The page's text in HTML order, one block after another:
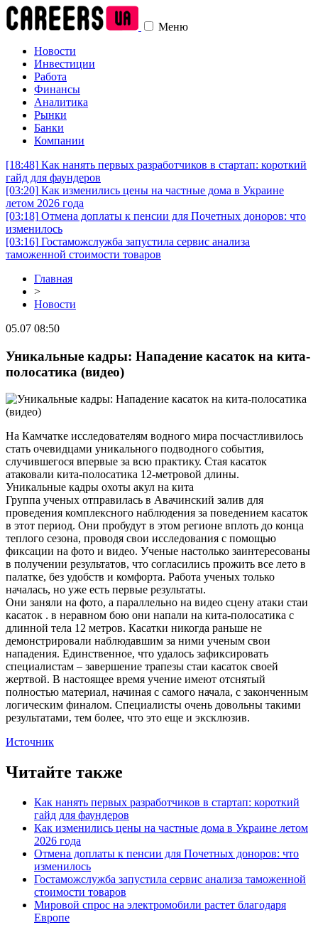
Меню
Новости
Инвестиции
Работа
Финансы
Аналитика
Рынки
Банки
Компании
[18:48] Как нанять первых разработчиков в стартап: короткий
гайд для фаундеров
[03:20] Как изменились цены на частные дома в Украине
летом 2026 года
[03:18] Отмена доплаты к пенсии для Почетных доноров: что
изменилось
[03:16] Гостаможслужба запустила сервис анализа
таможенной стоимости товаров
Главная
>
Новости
05.07 08:50
Уникальные кадры: Нападение касаток на кита-
полосатика (видео)
На Камчатке исследователям водного мира посчастливилось
стать очевидцами уникального подводного события,
случившегося впервые за всю практику. Стая касаток
атаковали кита-полосатика 12-метровой длины.
Уникальные кадры охоты акул на кита
Группа ученых отправилась в Авачинский залив для
проведения комплексного наблюдения за поведением касаток
в этот период. Они пробудут в этом регионе вплоть до конца
теплого сезона, проводя свои исследования с помощью
фиксации на фото и видео. Ученые настолько заинтересованы
в получении результатов, что согласились прожить все лето в
палатке, без удобств и комфорта. Работа ученых только
началась, но уже есть первые результаты.
Они заняли на фото, а параллельно на видео сцену атаки стаи
касаток . в неравном бою они напали на кита-полосатика с
длинной тела 12 метров. Касатки никогда раньше не
демонстрировали наблюдавшим за ними ученым свои
нападения. Единственное, что удалось зафиксировать
специалистам – завершение трапезы стаи касаток своей
жертвой. В настоящее время учение имеют отснятый
полностью материал, начиная с самого начала, с законченным
логическим финалом. Специалисты очень довольны такими
результатами, тем более, что это еще и эксклюзив.
Источник
Читайте также
Как нанять первых разработчиков в стартап: короткий
гайд для фаундеров
Как изменились цены на частные дома в Украине летом
2026 года
Отмена доплаты к пенсии для Почетных доноров: что
изменилось
Гостаможслужба запустила сервис анализа таможенной
стоимости товаров
Мировой спрос на электромобили растет благодаря
Европе